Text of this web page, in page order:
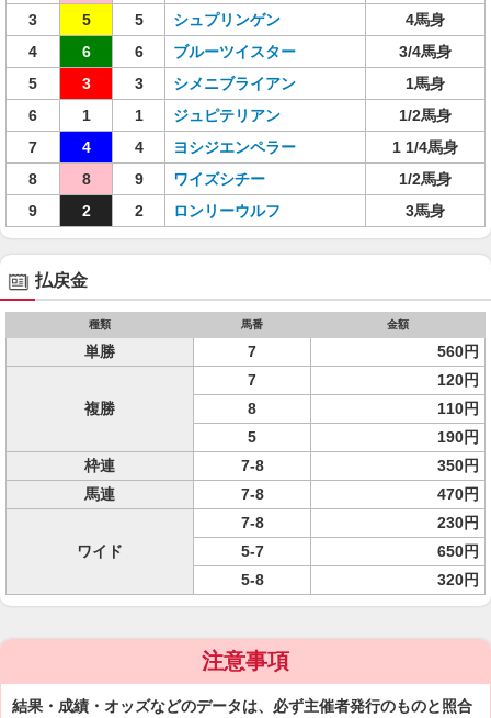
3
5 5 シュプリンゲン
4馬身
4
6 6 ブルーツイスター
3/4馬身
5
3 3 シメニブライアン
1馬身
6
1 1 ジュピテリアン
1/2馬身
7
4 4 ヨシジエンペラー
1 1/4馬身
8
8 9 ワイズシチー
1/2馬身
9
2 2 ロンリーウルフ 3馬身
払戻金
種類 馬番 金額
単勝 7 560円
複勝
7
120円
8
110円
5
190円
枠連
7-8
350円
馬連
7-8 470円
ワイド
7-8
230円
5-7
650円
5-8
320円
注意事項
結果・成績・オッズなどのデータは、必ず主催者発行のものと照合